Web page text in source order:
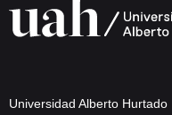
Universidad Alberto Hurtado